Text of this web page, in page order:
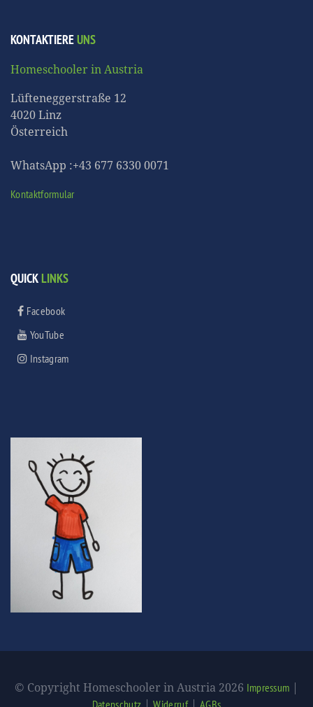
KONTAKTIEREUNS
Homeschooler in Austria
Lüfteneggerstraße 12
4020 Linz
Österreich
WhatsApp :+43 677 6330 0071
Kontaktformular
QUICKLINKS
Facebook
YouTube
Instagram
© Copyright Homeschooler in Austria 2026 Impressum |